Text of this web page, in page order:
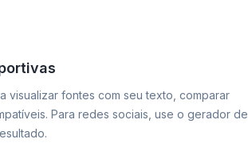
visualizar fontes com seu texto, comparar
Para redes sociais, use o gerador de